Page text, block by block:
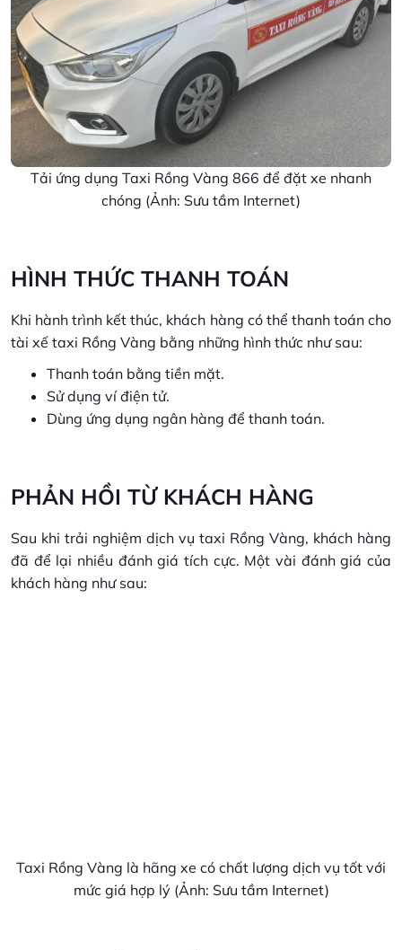
Tải ứng dụng Taxi Rồng Vàng 866 để đặt xe nhanh
chóng (Ảnh: Sưu tầm Internet)
HÌNH THỨC THANH TOÁN
Khi hành trình kết thúc, khách hàng có thể thanh toán cho
tài xế taxi Rồng Vàng bằng những hình thức như sau:
Thanh toán bằng tiền mặt.
Sử dụng ví điện tử.
Dùng ứng dụng ngân hàng để thanh toán.
PHẢN HỒI TỪ KHÁCH HÀNG
Sau khi trải nghiệm dịch vụ taxi Rồng Vàng, khách hàng
đã để lại nhiều đánh giá tích cực. Một vài đánh giá của
khách hàng như sau:
Taxi Rồng Vàng là hãng xe có chất lượng dịch vụ tốt với
mức giá hợp lý (Ảnh: Sưu tầm Internet)